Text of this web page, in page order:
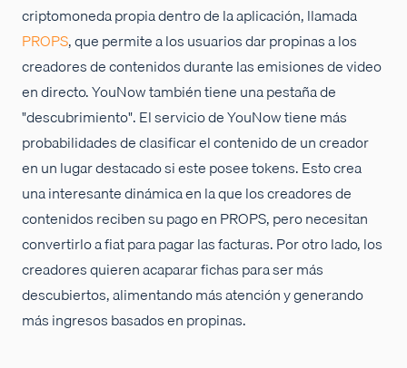
criptomoneda propia dentro de la aplicación, llamada
PROPS, que permite a los usuarios dar propinas a los
creadores de contenidos durante las emisiones de video
en directo. YouNow también tiene una pestaña de
"descubrimiento". El servicio de YouNow tiene más
probabilidades de clasificar el contenido de un creador
en un lugar destacado si este posee tokens. Esto crea
una interesante dinámica en la que los creadores de
contenidos reciben su pago en PROPS, pero necesitan
convertirlo a fiat para pagar las facturas. Por otro lado, los
creadores quieren acaparar fichas para ser más
descubiertos, alimentando más atención y generando
más ingresos basados en propinas.